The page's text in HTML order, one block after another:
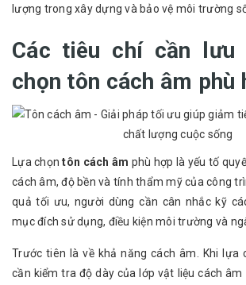
lượng trong xây dựng và bảo vệ môi trường
Các tiêu chí cần
chọn tôn cách âm phù
Lựa chọntôn cách âm phù hợp là yếu tố
cách âm, độ bền và tính thẩm mỹ của công
quả tối ưu, người dùng cần cân nhắc kỹ
mục đích sử dụng, điều kiện môi trường và
Trước tiên là về khả năng cách âm. Khi lựa
cần kiểm tra độ dày của lớp vật liệu cách